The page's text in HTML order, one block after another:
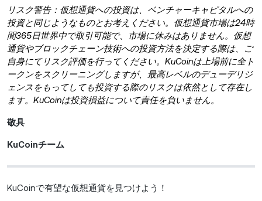
リスク警告：仮想通貨への投資は、ベンチャーキャピタルへの
投資と同じようなものとお考えください。仮想通貨市場は24時
間365日世界中で取引可能で、市場に休みはありません。仮想
通貨やブロックチェーン技術への投資方法を決定する際は、ご
自身にてリスク評価を行ってください。KuCoinは上場前に全ト
ークンをスクリーニングしますが、最高レベルのデューデリジ
ェンスをもってしても投資する際のリスクは依然として存在し
ます。KuCoinは投資損益について責任を負いません。
敬具
KuCoinチーム
KuCoinで有望な仮想通貨を見つけよう！